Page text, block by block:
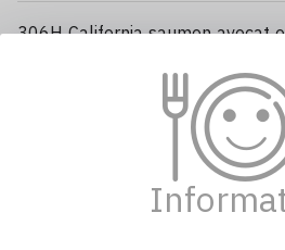
306H California saumon avocat